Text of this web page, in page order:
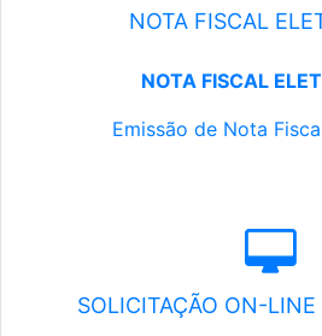
NOTA FISCAL
NOTA FISCAL
Emissão de Nota
SOLICITAÇÃO ON-LINE